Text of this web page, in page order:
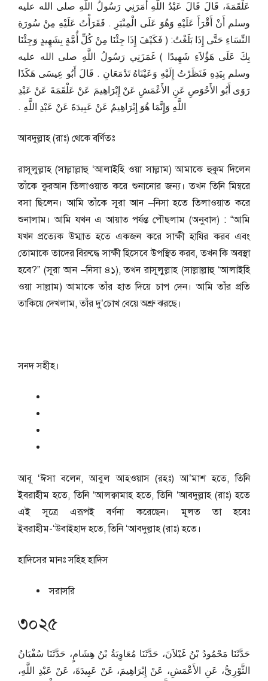
عَلْقَمَةَ، قَالَ قَالَ عَبْدُ اللَّهِ أَمَرَنِي رَسُولُ اللَّهِ صلى الله عليه
وسلم أَنْ أَقْرَأَ عَلَيْهِ وَهُوَ عَلَى الْمِنْبَرِ ‏.‏ فَقَرَأْتُ عَلَيْهِ مِنْ سُورَةِ
النِّسَاءِ حَتَّى إِذَا بَلَغْتُ‏:‏ ‏(‏ فَكَيْفَ إِذَا جِئْنَا مِنْ كُلِّ أُمَّةٍ بِشَهِيدٍ وَجِئْنَا
بِكَ عَلَى هَؤُلاَءِ شَهِيدًا ‏)‏ غَمَزَنِي رَسُولُ اللَّهِ صلى الله عليه
وسلم بِيَدِهِ فَنَظَرْتُ إِلَيْهِ وَعَيْنَاهُ تَدْمَعَانِ ‏.‏ قَالَ أَبُو عِيسَى هَكَذَا
رَوَى أَبُو الأَحْوَصِ عَنِ الأَعْمَشِ عَنْ إِبْرَاهِيمَ عَنْ عَلْقَمَةَ عَنْ عَبْدِ
اللَّهِ وَإِنَّمَا هُوَ إِبْرَاهِيمُ عَنْ عَبِيدَةَ عَنْ عَبْدِ اللَّهِ ‏.‏
আবদুল্লাহ (রাঃ) থেকে বর্ণিতঃ
রাসূলুল্লাহ (সাল্লাল্লাহু ‘আলাইহি ওয়া সাল্লাম) আমাকে হুকুম দিলেন
তাঁকে কুরআন তিলাওয়াত করে শুনানোর জন্য। তখন তিনি মিম্বরে
বসা ছিলেন। আমি তাঁকে সূরা আন –নিসা হতে তিলাওয়াত করে
শুনালাম। আমি যখন এ আয়াত পর্যন্ত পৌছলাম (অনুবাদ) : “আমি
যখন প্রত্যেক উম্মাত হতে একজন করে সাক্ষী হাযির করব এবং
তোমাকে তাদের বিরুদ্ধে সাক্ষী হিসেবে উপস্থিত করব, তখন কি অবস্থা
হবে?” (সূরা আন –নিসা ৪১), তখন রাসূলুল্লাহ (সাল্লাল্লাহু ‘আলাইহি
ওয়া সাল্লাম) আমাকে তাঁর হাত দিয়ে চাপ দেন। আমি তাঁর প্রতি
তাকিয়ে দেখলাম, তাঁর দু’চোখ বেয়ে অশ্রু ঝরছে।
সনদ সহীহ।
আবূ ‘ঈসা বলেন, আবুল আহওয়াস (রহঃ) আ’মাশ হতে, তিনি
ইবরাহীম হতে, তিনি ‘আলক্বামাহ হতে, তিনি ‘আবদুল্লাহ (রাঃ) হতে
এই সূত্রে এরূপই বর্ণনা করেছেন। মূলত তা হবেঃ
ইবরাহীম-‘উবাইহাদ হতে, তিনি ‘আবদুল্লাহ (রাঃ) হতে।
হাদিসের মানঃসহিহ হাদিস
সরাসরি
৩০২৫
حَدَّثَنَا مَحْمُودُ بْنُ غَيْلاَنَ، حَدَّثَنَا مُعَاوِيَةُ بْنُ هِشَامٍ، حَدَّثَنَا سُفْيَانُ
الثَّوْرِيُّ، عَنِ الأَعْمَشِ، عَنْ إِبْرَاهِيمَ، عَنْ عَبِيدَةَ، عَنْ عَبْدِ اللَّهِ،